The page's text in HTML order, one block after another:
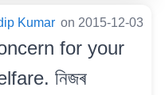
Kumar on 2015-12-03
for your
নিজৰ